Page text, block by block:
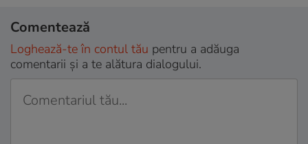
Comentează
Loghează-te în contul tău pentru a adăuga
comentarii și a te alătura dialogului.